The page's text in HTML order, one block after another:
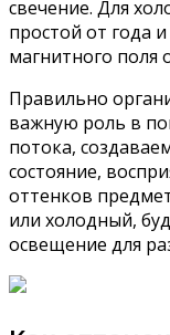
свечение. Для
простой от года
магнитного поля
Правильно
важную роль в
потока,
состояние,
оттенков
или холодный,
освещение для